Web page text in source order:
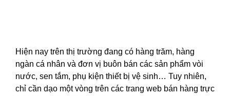
Hiện nay trên thị trường đang có hàng trăm, hàng
ngàn cá nhân và đơn vị buôn bán các sản phẩm vòi
nước, sen tắm, phụ kiện thiết bị vệ sinh… Tuy nhiên,
chỉ cần dạo một vòng trên các trang web bán hàng trực